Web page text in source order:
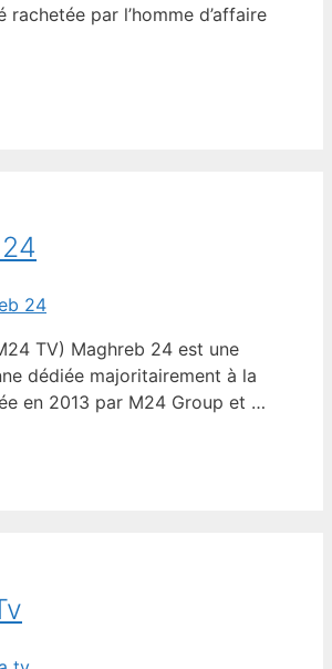
rachetée par l’homme d’affaire
TV) Maghreb 24 est une
dédiée majoritairement à la
en 2013 par M24 Group et …